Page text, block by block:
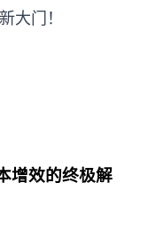
大门！
增效的终极解